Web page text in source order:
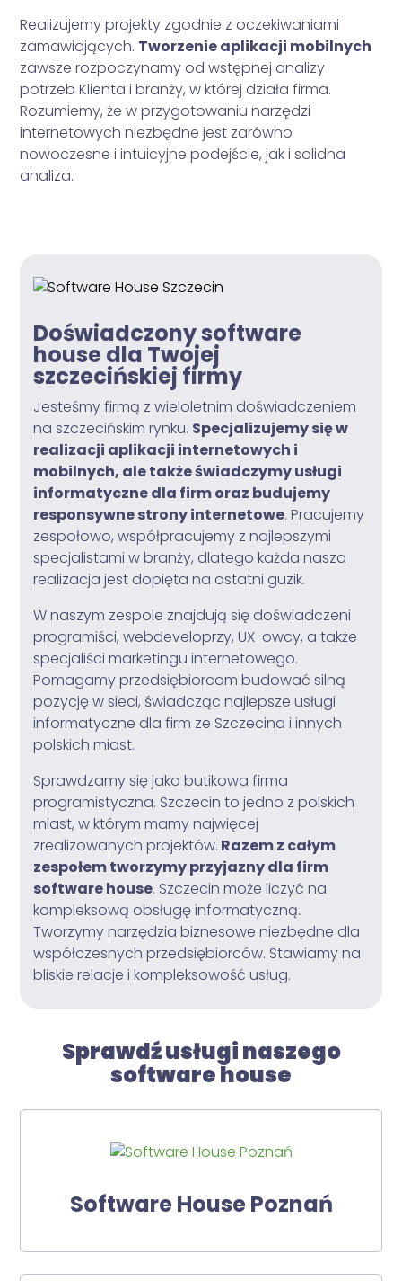
Realizujemy projekty zgodnie z oczekiwaniami
zamawiających. Tworzenie aplikacji mobilnych
zawsze rozpoczynamy od wstępnej analizy
potrzeb Klienta i branży, w której działa firma.
Rozumiemy, że w przygotowaniu narzędzi
internetowych niezbędne jest zarówno
nowoczesne i intuicyjne podejście, jak i solidna
analiza.
Doświadczony software
house dla Twojej
szczecińskiej firmy
Jesteśmy firmą z wieloletnim doświadczeniem
na szczecińskim rynku. Specjalizujemy się w
realizacji aplikacji internetowych i
mobilnych, ale także świadczymy usługi
informatyczne dla firm oraz budujemy
responsywne strony internetowe. Pracujemy
zespołowo, współpracujemy z najlepszymi
specjalistami w branży, dlatego każda nasza
realizacja jest dopięta na ostatni guzik.
W naszym zespole znajdują się doświadczeni
programiści, webdeveloprzy, UX-owcy, a także
specjaliści marketingu internetowego.
Pomagamy przedsiębiorcom budować silną
pozycję w sieci, świadcząc najlepsze usługi
informatyczne dla firm ze Szczecina i innych
polskich miast.
Sprawdzamy się jako butikowa firma
programistyczna. Szczecin to jedno z polskich
miast, w którym mamy najwięcej
zrealizowanych projektów. Razem z całym
zespołem tworzymy przyjazny dla firm
software house. Szczecin może liczyć na
kompleksową obsługę informatyczną.
Tworzymy narzędzia biznesowe niezbędne dla
współczesnych przedsiębiorców. Stawiamy na
bliskie relacje i kompleksowość usług.
Sprawdź usługi naszego
software house
Software House Poznań